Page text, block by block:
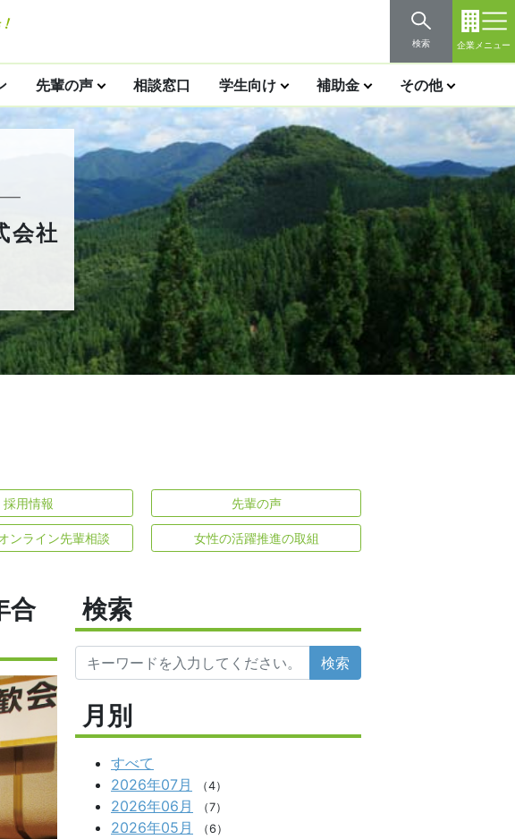
検索 企業メニュー
先輩の声 相談窓口 学生向け 補助金 その他
会社
採用情報 先輩の声
ンライン先輩相談 女性の活躍推進の取組
合
検索
検索
月別
すべて
2026年07月
（4）
2026年06月 （7）
2026年05月 （6）